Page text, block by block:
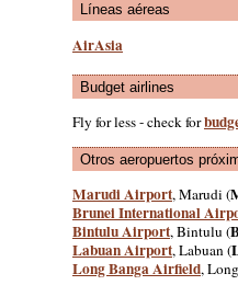
Líneas aéreas
AirAsia
Budget airlines
Fly for less - check for
Otros aeropuertos
Marudi Airport, Marudi (
Brunei International
Bintulu Airport, Bintulu (
Labuan Airport, Labuan (
Long Banga Airfield,